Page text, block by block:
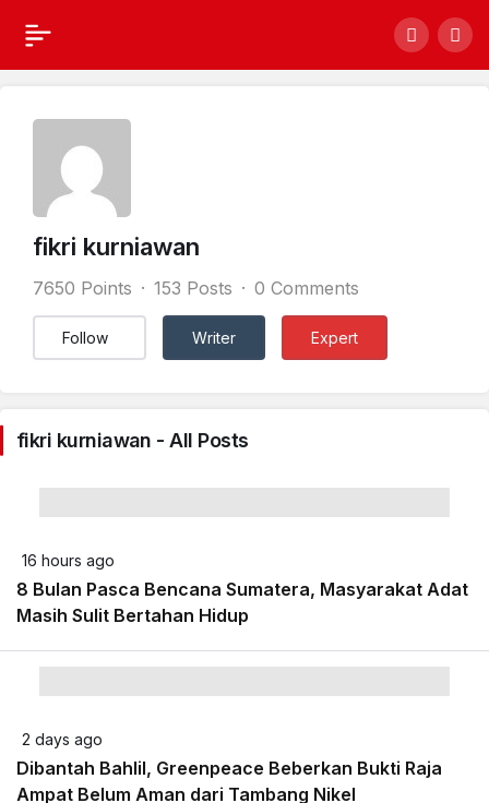
fikri kurniawan
7650 Points 153 Posts 0 Comments
Follow Writer Expert
fikri kurniawan - All Posts
16 hours ago
8 Bulan Pasca Bencana Sumatera, Masyarakat Adat
Masih Sulit Bertahan Hidup
2 days ago
Dibantah Bahlil, Greenpeace Beberkan Bukti Raja
Ampat Belum Aman dari Tambang Nikel